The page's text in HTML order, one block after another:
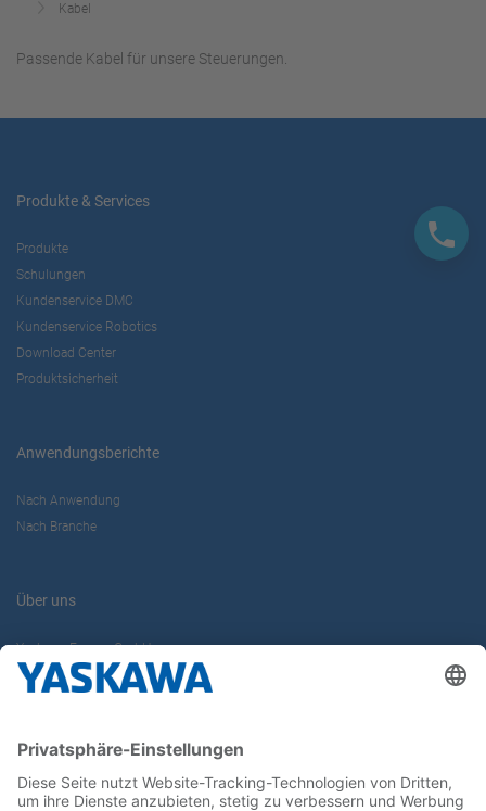
Kabel
Passende Kabel für unsere Steuerungen.
Produkte & Services
Produkte
Schulungen
Kundenservice DMC
Kundenservice Robotics
Download Center
Produktsicherheit
Anwendungsberichte
Nach Anwendung
Nach Branche
Über uns
Yaskawa Europe GmbH
Karriere
Newsletter